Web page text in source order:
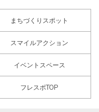
まちづくりスポット
スマイルアクション
イベントスペース
フレスポTOP